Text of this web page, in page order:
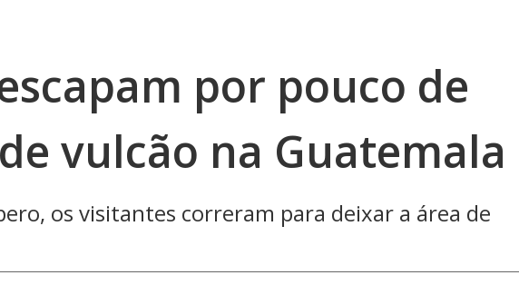
por pouco de
vulcão na Guatemala
os visitantes correram para deixar a área de